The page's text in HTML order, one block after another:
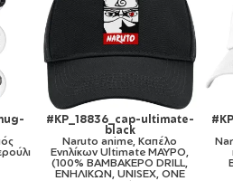
#KP_18836_cap-kid-
trucker-mesh-black
Naruto anime, Καπέλο
παιδικό Soft Trucker με Δίχτυ
ΜΑΥΡΟ/ΛΕΥΚΟ (POLYESTER,
ΠΑΙΔΙΚΟ, ONE SIZE)